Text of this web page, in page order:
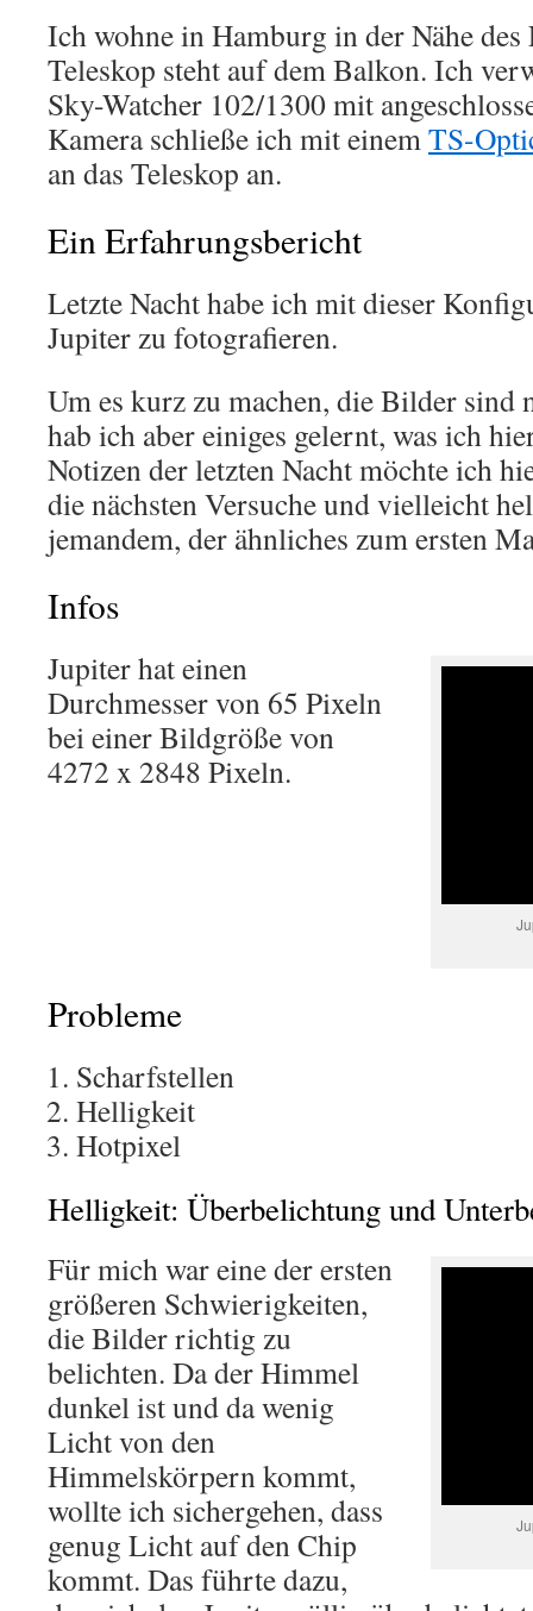
Ich wohne in Hamburg in der Nähe des
Teleskop steht auf dem Balkon. Ich
Sky-Watcher 102/1300 mit
Kamera schließe ich mit einemTS-
an das Teleskop an.
Ein Erfahrungsbericht
Letzte Nacht habe ich mit dieser
Jupiter zu fotografieren.
Um es kurz zu machen, die Bilder sind
hab ich aber einiges gelernt, was ich
Notizen der letzten Nacht möchte ich
die nächsten Versuche und vielleicht
jemandem, der ähnliches zum ersten
Infos
Jupiter hat einen
Durchmesser von 65 Pixeln
bei einer Bildgröße von
4272 x 2848 Pixeln.
Probleme
Scharfstellen
Helligkeit
Hotpixel
Helligkeit: Überbelichtung und
Für mich war eine der ersten
größeren Schwierigkeiten,
die Bilder richtig zu
belichten. Da der Himmel
dunkel ist und da wenig
Licht von den
Himmelskörpern kommt,
wollte ich sichergehen, dass
genug Licht auf den Chip
kommt. Das führte dazu,